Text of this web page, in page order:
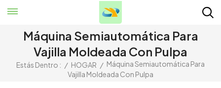
Máquina Semiautomática Para
Vajilla Moldeada Con Pulpa
Estás Dentro : / HOGAR / Máquina Semiautomática Para
Vajilla Moldeada Con Pulpa